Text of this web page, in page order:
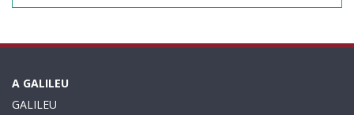
A GALILEU
GALILEU